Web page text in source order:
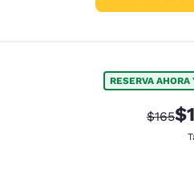
RESERVA AHORA
Precio
$165